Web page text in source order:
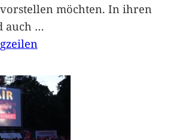
möchten. In ihren
auch …